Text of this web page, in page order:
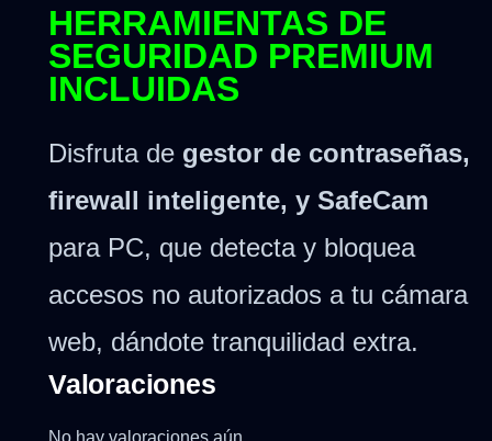
HERRAMIENTAS DE
SEGURIDAD PREMIUM
INCLUIDAS
Disfruta de gestor de contraseñas,
firewall inteligente, y SafeCam
para PC, que detecta y bloquea
accesos no autorizados a tu cámara
web, dándote tranquilidad extra.
Valoraciones
No hay valoraciones aún.